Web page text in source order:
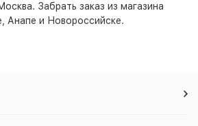
. Забрать заказ из магазина
Анапе и Новороссийске.